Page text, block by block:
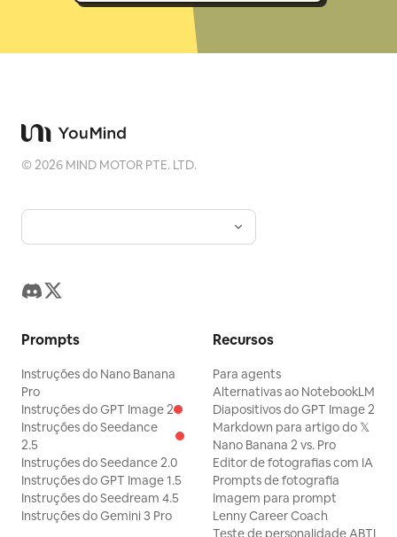
©2026 MIND MOTOR PTE. LTD.
Prompts
Instruções do Nano Banana
Pro
Instruções do GPT Image 2
Instruções do Seedance
2.5
Instruções do Seedance 2.0
Instruções do GPT Image 1.5
Instruções do Seedream 4.5
Instruções do Gemini 3 Pro
Recursos
Para agents
Alternativas ao NotebookLM
Diapositivos do GPT Image 2
Markdown para artigo do 𝕏
Nano Banana 2 vs. Pro
Editor de fotografias com IA
Prompts de fotografia
Imagem para prompt
Lenny Career Coach
Teste de personalidade ABTI